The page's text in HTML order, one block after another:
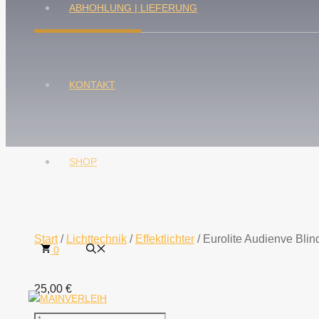
ABHOHLUNG | LIEFERUNG
KONTAKT
SHOP
0
Start/ Lichttechnik / Effektlichter / Eurolite Audienve
25,00 €